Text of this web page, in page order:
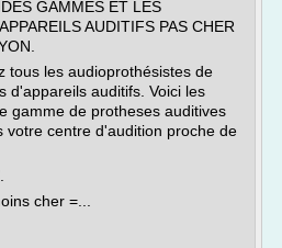
GAMMES ET LES
AUDITIFS PAS CHER
tous les audioprothésistes de
d'appareils auditifs. Voici les
gamme de protheses auditives
votre centre d'audition proche de
cher =...